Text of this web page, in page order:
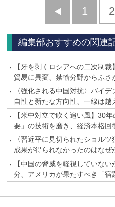
前
へ
1 2
編集部おすすめの関連
【牙を剥くロシアへの二次制
貿易に異変、禁輸分野からふさ
〈強化される中国対抗〉バイ
自性と新たな方向性、一線は越
【米中対立で吹く追い風】30
要」の技術を磨き、経済本格回
〈習近平に見切られたショル
成果が得られなかったのはなぜ
【中国の脅威を軽視していな
分、アメリカが果たすべき「宿